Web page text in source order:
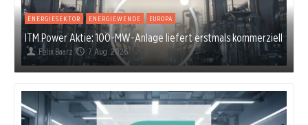
ENERGIESEKTOR ENERGIEWENDE EUROPA
ITM Power Aktie: 100-MW-Anlage liefert erstmals kommerziell
Felix Baarz 7. Aug. 2026